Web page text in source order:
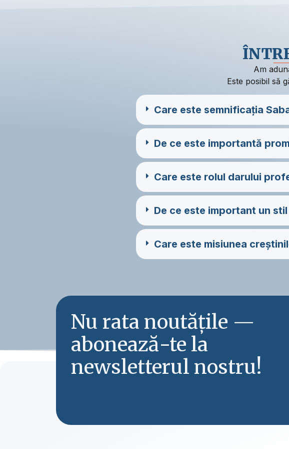
Am
Este posibil să
Care este semnificația
De ce este importantă
Care este rolul darului
De ce este important un
Care este misiunea
Nu rata noutățile —
abonează-te la
newsletterul nostru!